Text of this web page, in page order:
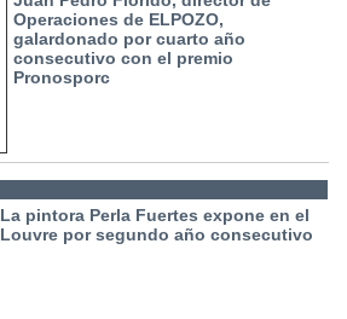
Operaciones de ELPOZO,
galardonado por cuarto año
consecutivo con el premio
Pronosporc
La pintora Perla Fuertes expone en el
Louvre por segundo año consecutivo